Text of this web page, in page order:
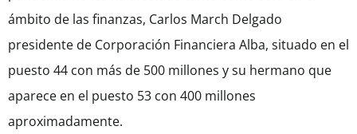
ámbito de las finanzas, Carlos March Delgado
presidente de Corporación Financiera Alba, situado en el
puesto 44 con más de 500 millones y su hermano que
aparece en el puesto 53 con 400 millones
aproximadamente.